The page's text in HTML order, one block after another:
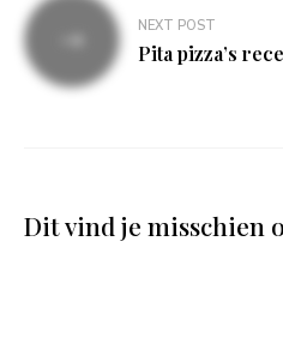
NEXT POST
Pita pizza’s
Dit vind je misschien